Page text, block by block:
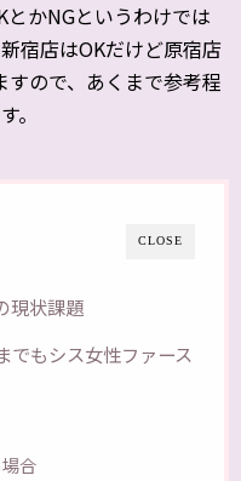
かNGというわけでは
宿店はOKだけど原宿店
ので、あくまで参考程
。
CLOSE
現状課題
でもシス女性ファース
合